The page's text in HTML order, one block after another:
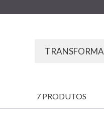
7 PRODUTOS